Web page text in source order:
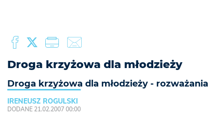
Droga krzyżowa dla młodzieży
Droga krzyżowa dla młodzieży - rozważania
IRENEUSZ ROGULSKI
DODANE 21.02.2007 00:00